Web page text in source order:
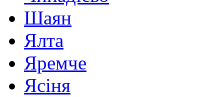
Шаян
Ялта
Яремче
Ясіня